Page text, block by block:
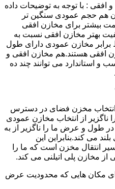
: با توجه به توضیحات داده
هم حجم عمودی سنگین تر
بیشتر برای مخازن افقی
بهتر مخازن افقی نسبت به
مخازن عمودی دارای طول
افقی هستند.هم مخازن افقی و
استاندارد می توانند چند ده
انتخاب مخزن فضای در دسترس
ناگزیر از انتخاب مخازن عمودی
طول و عرض ما را ناگزیر از به
می کند.بنابراین این
انتقال مخزن است که ما را
از مخازن پلی اتیلنی می کند.
مکان هایی که محدودیت عرض